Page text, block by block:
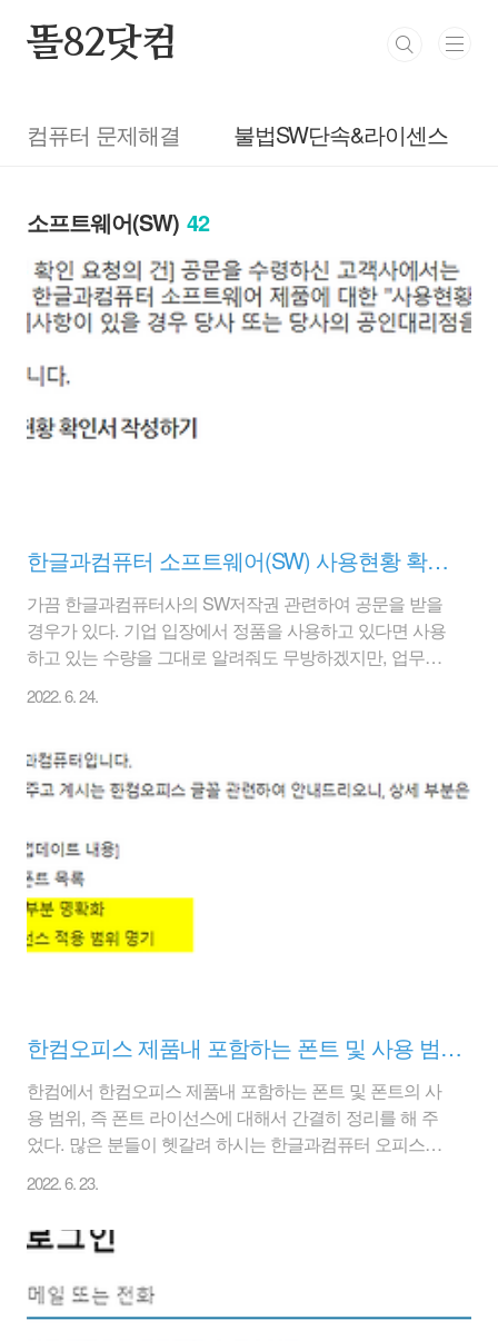
똘82닷컴
컴퓨터 문제해결 불법SW단속&라이센스
소프트웨어(SW) 42
한글과컴퓨터 소프트웨어(SW) 사용현황 확인서 작성방법, 한글과컴퓨터 공문 수령시
가끔 한글과컴퓨터사의 SW저작권 관련하여 공문을 받을
경우가 있다. 기업 입장에서 정품을 사용하고 있다면 사용
하고 있는 수량을 그대로 알려줘도 무방하겠지만, 업무가
걸 회신을 해야 하는지 말아야 하는지 고민이 될 때도 있
문제는 없다. 회신을 하고 싶으면 해도 그만이고.. 아래는
한글과컴퓨터사에 알려주는 SW사용현황 확인서 작성하
SW저작권 준수여부 확인 요청의 건] 공문을 수령하신 고
객사에서는 아래의 링크를 통해 사용하고 계신 한글과컴
퓨터 소프트웨어 제품에 대한 "사용현황 확인서"를 작성하
실 수 있습니다. 작성하신 후 해당 내용에 대해 ..
2022. 6. 24.
한컴오피스 제품내 포함하는 폰트 및 사용 범위, 폰트 라이선스 안내
한컴에서 한컴오피스 제품내 포함하는 폰트 및 폰트의 사
용 범위, 즉 폰트 라이선스에 대해서 간결히 정리를 해 주
었다. 많은 분들이 헷갈려 하시는 한글과컴퓨터 오피스의
(2022.04.25 업데이트) : 한글과컴퓨터 (hancom.com) 간단
히 아래의 그림표에서 맨아래 노란색으로 표시된 부분은
무료 폰트라서 한글과컴퓨터 제품외에서 사용이 가능하
한컴오피스에서만 사용이 가능하니 한컴 폰트라이선스 부
2022. 6. 23.